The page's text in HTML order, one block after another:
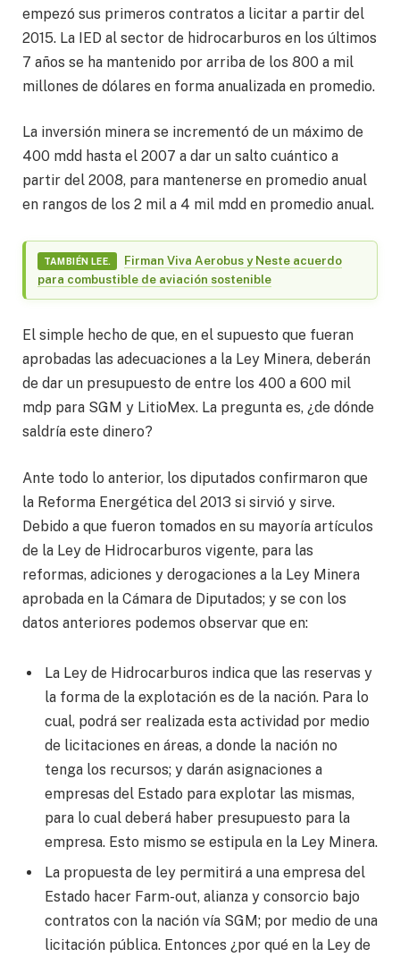
empezó sus primeros contratos a licitar a partir del
2015. La IED al sector de hidrocarburos en los últimos
7 años se ha mantenido por arriba de los 800 a mil
millones de dólares en forma anualizada en promedio.
La inversión minera se incrementó de un máximo de
400 mdd hasta el 2007 a dar un salto cuántico a
partir del 2008, para mantenerse en promedio anual
en rangos de los 2 mil a 4 mil mdd en promedio anual.
TAMBIÉN LEE.
Firman Viva Aerobus y Neste acuerdo
para combustible de aviación sostenible
El simple hecho de que, en el supuesto que fueran
aprobadas las adecuaciones a la Ley Minera, deberán
de dar un presupuesto de entre los 400 a 600 mil
mdp para SGM y LitioMex. La pregunta es, ¿de dónde
saldría este dinero?
Ante todo lo anterior, los diputados confirmaron que
la Reforma Energética del 2013 si sirvió y sirve.
Debido a que fueron tomados en su mayoría artículos
de la Ley de Hidrocarburos vigente, para las
reformas, adiciones y derogaciones a la Ley Minera
aprobada en la Cámara de Diputados; y se con los
datos anteriores podemos observar que en:
La Ley de Hidrocarburos indica que las reservas y
la forma de la explotación es de la nación. Para lo
cual, podrá ser realizada esta actividad por medio
de licitaciones en áreas, a donde la nación no
tenga los recursos; y darán asignaciones a
empresas del Estado para explotar las mismas,
para lo cual deberá haber presupuesto para la
empresa. Esto mismo se estipula en la Ley Minera.
La propuesta de ley permitirá a una empresa del
Estado hacer Farm-out, alianza y consorcio bajo
contratos con la nación vía SGM; por medio de una
licitación pública. Entonces ¿por qué en la Ley de